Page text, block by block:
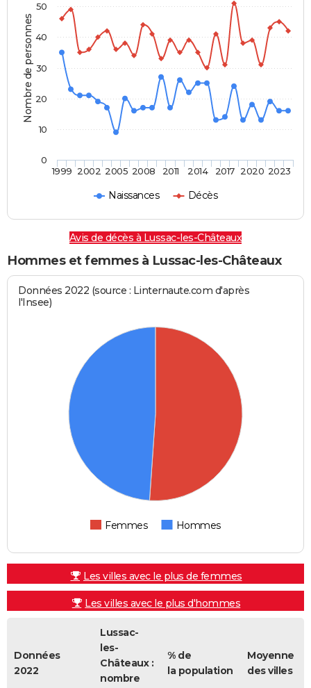
Nombre de personnes
Naissances Décès
1999 2002 2005 2008 2011 2014 2017 2020 2023
0
10
20
30
40
50
Avis de décès à Lussac-les-Châteaux
Hommes et femmes à Lussac-les-Châteaux
Données 2022 (source : Linternaute.com d'après
l'Insee)
Femmes Hommes
Les villes avec le plus de femmes
Les villes avec le plus d'hommes
Données
2022
Lussac-
les-
Châteaux :
nombre
% de
la population
Moyenne
des villes